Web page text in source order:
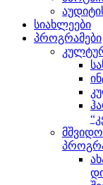
სიახლეები
პროგრამები